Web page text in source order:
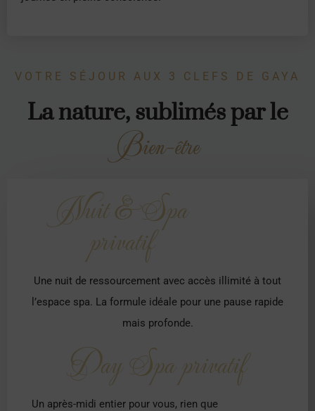
VOTRE SÉJOUR AUX 3 CLEFS DE GAYA
La nature, sublimés par le
Bien-être
Nuit & Spa
privatif
Une nuit de ressourcement avec accès illimité à tout
l’espace spa. La formule idéale pour une pause rapide
mais profonde.
Day Spa privatif
Un après-midi entier pour vous, rien que